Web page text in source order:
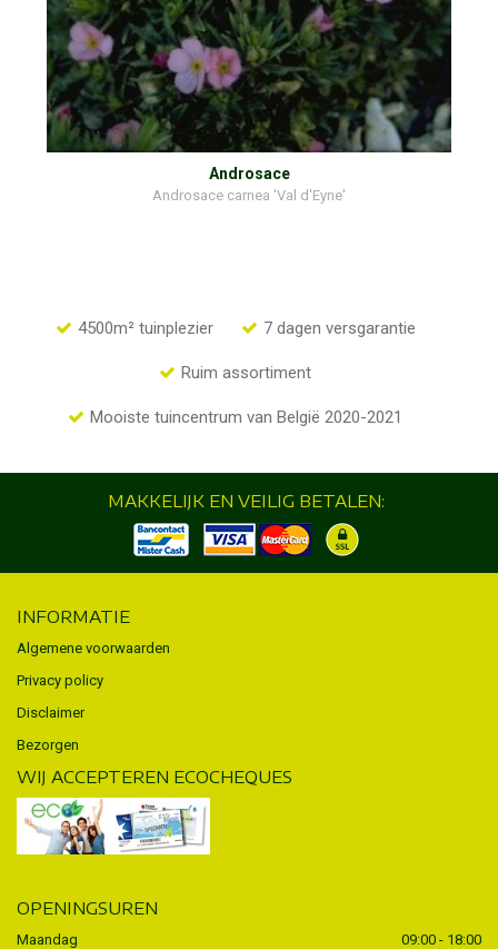
Androsace
Androsace carnea 'Val d'Eyne'
4500m² tuinplezier 7 dagen versgarantie
Ruim assortiment
Mooiste tuincentrum van België 2020-2021
MAKKELIJK EN VEILIG BETALEN:
INFORMATIE
Algemene voorwaarden
Privacy policy
Disclaimer
Bezorgen
WIJ ACCEPTEREN ECOCHEQUES
OPENINGSUREN
Maandag
09:00 - 18:00